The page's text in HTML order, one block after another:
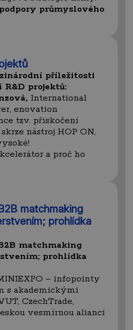
průmyslového
příležitosti
R&D projektů:
International
enovation
tzv. přiskočení
nástroj HOP ON,
a proč ho
matchmaking
prohlídka
matchmaking
prohlídka
– infopointy
s akademickými
CzechTrade,
vesmírnou aliancí